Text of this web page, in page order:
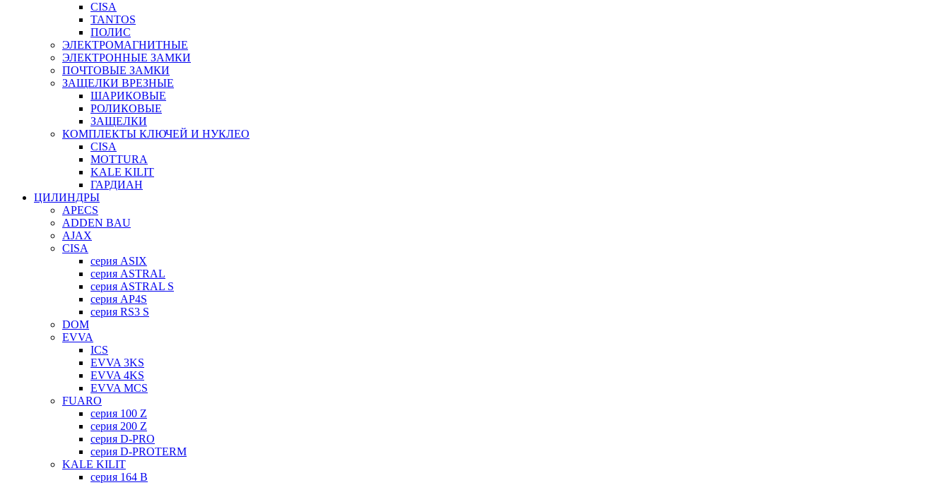
CISA
TANTOS
ПОЛИС
ЭЛЕКТРОМАГНИТНЫЕ
ЭЛЕКТРОННЫЕ ЗАМКИ
ПОЧТОВЫЕ ЗАМКИ
ЗАЩЕЛКИ ВРЕЗНЫЕ
ШАРИКОВЫЕ
РОЛИКОВЫЕ
ЗАЩЕЛКИ
КОМПЛЕКТЫ КЛЮЧЕЙ И НУКЛЕО
CISA
MOTTURA
KALE KILIT
ГАРДИАН
ЦИЛИНДРЫ
APECS
ADDEN BAU
AJAX
CISA
серия ASIX
серия ASTRAL
серия ASTRAL S
серия AP4S
серия RS3 S
DOM
EVVA
ICS
EVVA 3KS
EVVA 4KS
EVVA MCS
FUARO
серия 100 Z
серия 200 Z
серия D-PRO
серия D-PROTERM
KALE KILIT
серия 164 B